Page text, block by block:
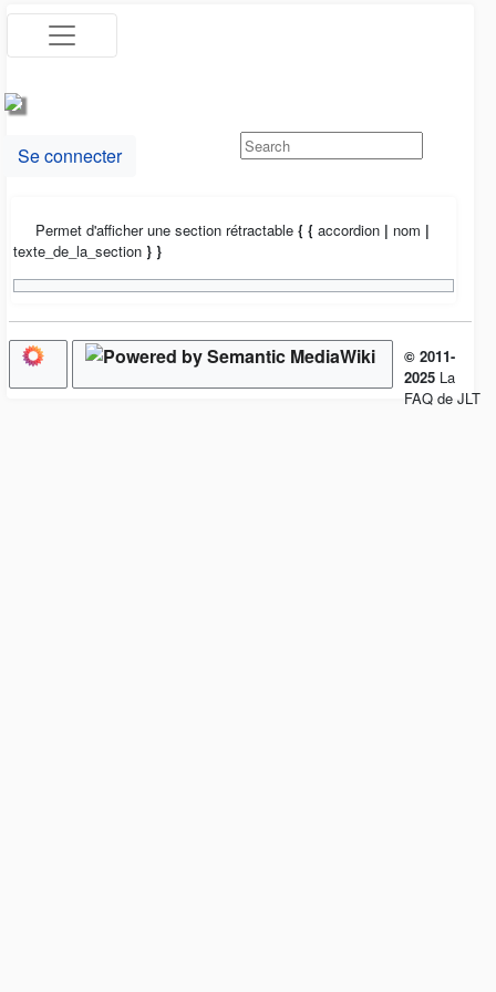
Se connecter
Permet d'afficher une section rétractable{ { accordion | nom |
texte_de_la_section } }
© 2011-
2025 La
FAQ de JLT